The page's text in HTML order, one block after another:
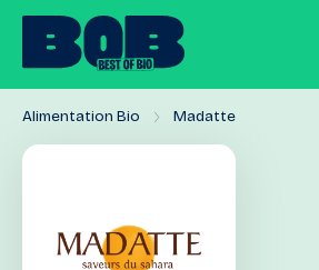
Alimentation Bio Madatte